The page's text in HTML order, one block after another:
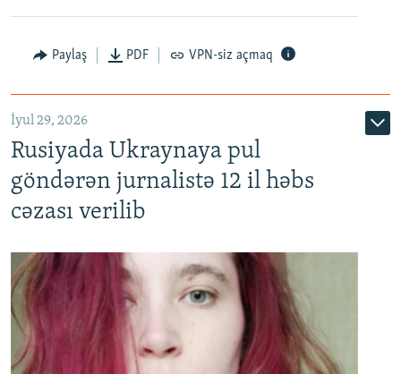
Paylaş PDF VPN-siz açmaq
İyul 29, 2026
Rusiyada Ukraynaya pul
göndərən jurnalistə 12 il həbs
cəzası verilib